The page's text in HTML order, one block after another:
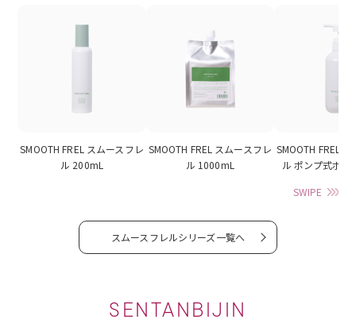
SMOOTH FREL スムースフレ
ル 200mL
SMOOTH FREL スムースフレ
ル 1000mL
SMOOTH FREL
ル ポンプ式ボト
SWIPE
スムースフレルシリーズ一覧へ
SENTANBIJIN